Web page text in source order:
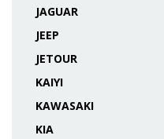
JAGUAR
JEEP
JETOUR
KAIYI
KAWASAKI
KIA